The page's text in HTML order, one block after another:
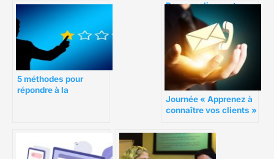
Personnaliser votre
marque : Un guide
étape par étape
5 méthodes pour
répondre à la
Journée « Apprenez à
connaître vos clients »